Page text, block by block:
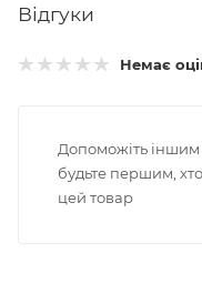
Відгуки
Немає
Допоможіть
будьте першим,
цей товар